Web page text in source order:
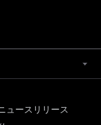
ュースリリース